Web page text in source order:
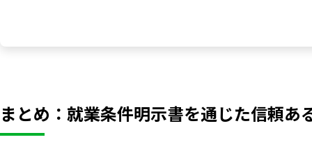
まとめ：就業条件明示書を通じた信頼あ